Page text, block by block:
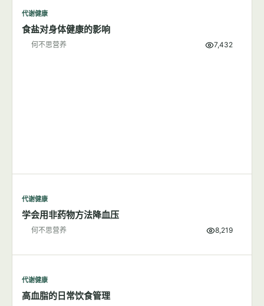
代谢健康
食盐对身体健康的影响
何不思营养 7,432
代谢健康
学会用非药物方法降血压
何不思营养 8,219
代谢健康
高血脂的日常饮食管理